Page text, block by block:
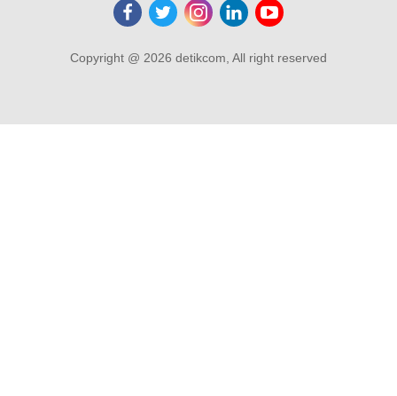
Copyright @ 2026 detikcom, All right reserved